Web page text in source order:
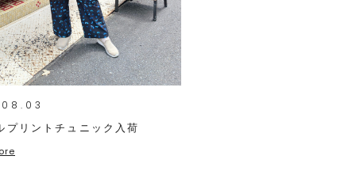
プリントチュニック入荷